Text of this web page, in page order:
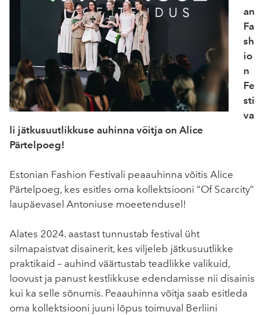
an
Fa
sh
io
n
Fe
sti
va
li jätkusuutlikkuse auhinna võitja on Alice
Pärtelpoeg!
Estonian Fashion Festivali peaauhinna võitis Alice
Pärtelpoeg, kes esitles oma kollektsiooni “Of Scarcity”
laupäevasel Antoniuse moeetendusel!
Alates 2024. aastast tunnustab festival üht
silmapaistvat disainerit, kes viljeleb jätkusuutlikke
praktikaid – auhind väärtustab teadlikke valikuid,
loovust ja panust kestlikkuse edendamisse nii disainis
kui ka selle sõnumis. Peaauhinna võitja saab esitleda
oma kollektsiooni juuni lõpus toimuval Berliini